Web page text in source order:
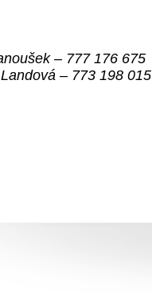
– 777 176 675
– 773 198 015